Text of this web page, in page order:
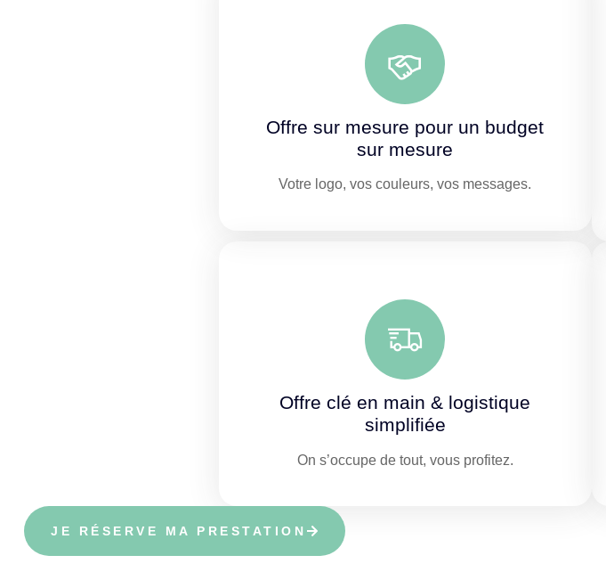
Offre sur mesure pour un budget
sur mesure
Votre logo, vos couleurs, vos messages.
Offre clé en main & logistique
simplifiée
On s’occupe de tout, vous profitez.
JE RÉSERVE MA PRESTATION